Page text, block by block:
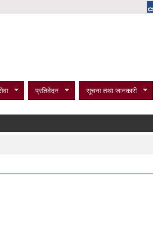
प्रतिवेदन सूचना तथा जानकारी